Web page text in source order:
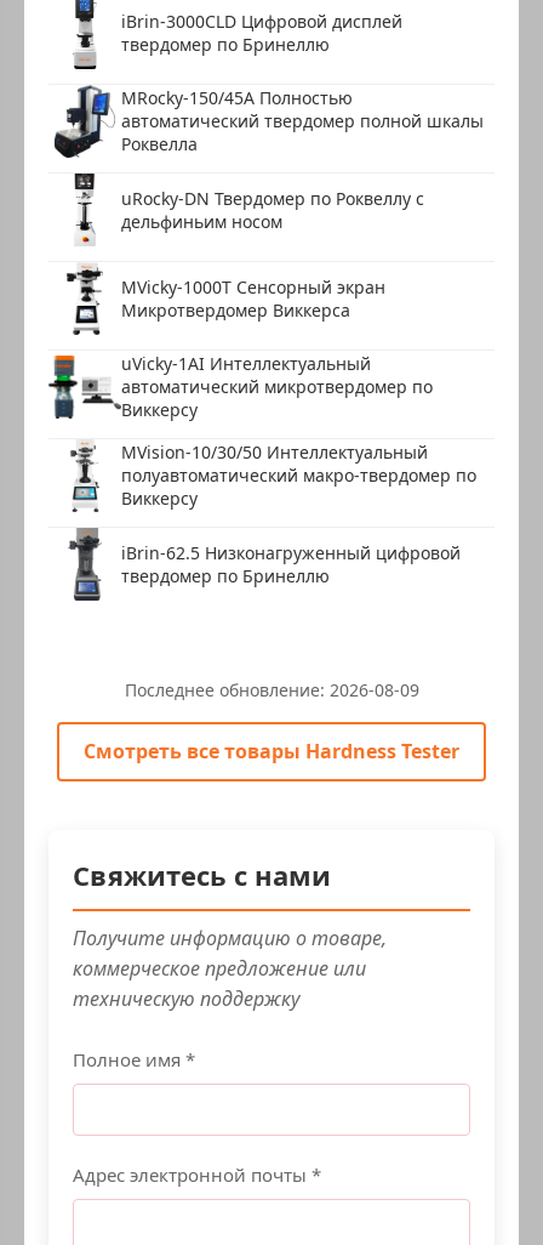
iBrin-3000CLD Цифровой дисплей
твердомер по Бринеллю
MRocky-150/45A Полностью
автоматический твердомер полной шкалы
Роквелла
uRocky-DN Твердомер по Роквеллу с
дельфиньим носом
MVicky-1000T Сенсорный экран
Микротвердомер Виккерса
uVicky-1AI Интеллектуальный
автоматический микротвердомер по
Виккерсу
MVision-10/30/50 Интеллектуальный
полуавтоматический макро-твердомер по
Виккерсу
iBrin-62.5 Низконагруженный цифровой
твердомер по Бринеллю
Последнее обновление: 2026-08-09
Смотреть все товары Hardness Tester
Свяжитесь с нами
Получите информацию о товаре,
коммерческое предложение или
техническую поддержку
Полное имя *
Адрес электронной почты *